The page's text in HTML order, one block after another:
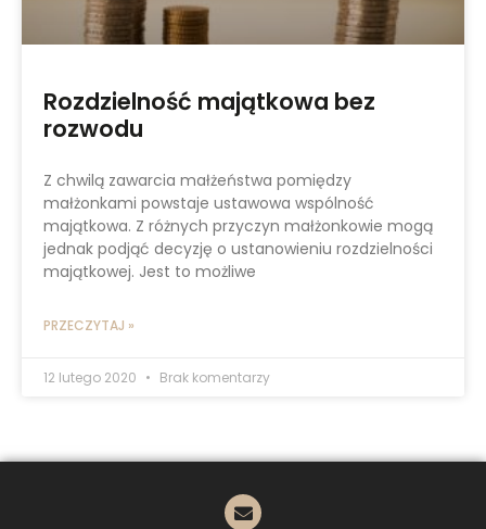
Rozdzielność majątkowa bez
rozwodu
Z chwilą zawarcia małżeństwa pomiędzy
małżonkami powstaje ustawowa wspólność
majątkowa. Z różnych przyczyn małżonkowie mogą
jednak podjąć decyzję o ustanowieniu rozdzielności
majątkowej. Jest to możliwe
PRZECZYTAJ »
12 lutego 2020 Brak komentarzy